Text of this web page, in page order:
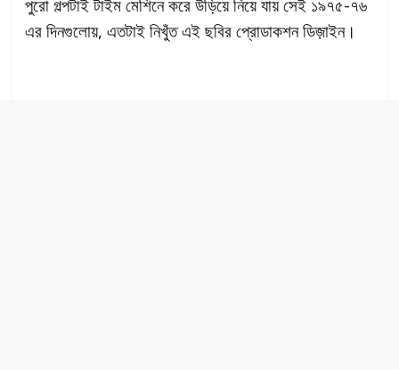
পুরো গল্পটাই টাইম মেশিনে করে উড়িয়ে নিয়ে যায় সেই ১৯৭৫-৭৬
এর দিনগুলোয়, এতটাই নিখুঁত এই ছবির প্রোডাকশন ডিজ়াইন।